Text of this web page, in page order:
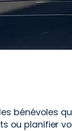
bénévoles
ou planifier